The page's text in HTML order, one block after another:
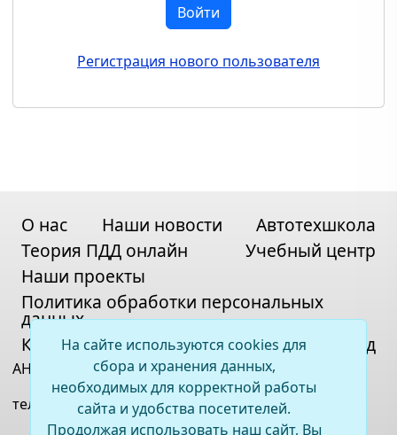
Войти
Регистрация нового пользователя
О нас Наши новости
Автотехшкола
Теория ПДД онлайн
Учебный центр
Наши проекты
Политика обработки персональных
данных
Контакты
Карта сайта Вход
АНО ДПО «ВСОЦ»
телефон:+7(395)2 67-11-33
На сайте используются cookies для
сбора и хранения данных,
необходимых для корректной работы
сайта и удобства посетителей.
Продолжая использовать наш сайт, Вы